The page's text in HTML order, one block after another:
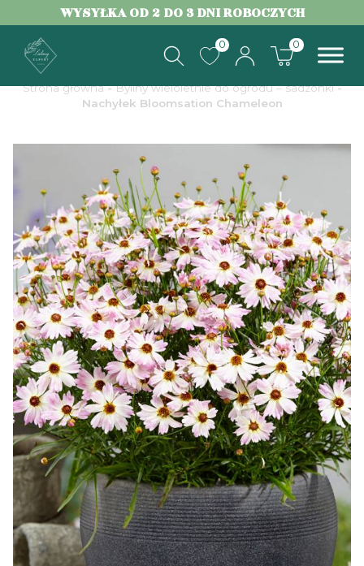
WYSYŁKA OD 2 DO 3 DNI ROBOCZYCH
0 0
Strona główna-Byliny wieloletnie do ogrodu – sadzonki-
Nachyłek Bloomsation Chameleon